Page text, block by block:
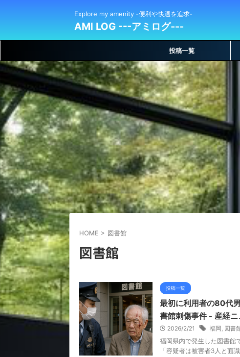
Explore my amenity -便利や快適を追求-
AMI LOG ---アミログ---
投稿一覧
HOME > 図書館
図書館
投稿一覧
最初に利用者の80代
書館刺傷事件 - 産経
2026/2/21 福岡, 図書
福岡県内で発生した図書館
「容疑者は被害者3人と面